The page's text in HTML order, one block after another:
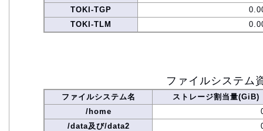
TOKI-TGP
TOKI-TLM
ファイルシステム
ファイルシステム名
ストレージ割当量(GiB)
/home
/data及び/data2